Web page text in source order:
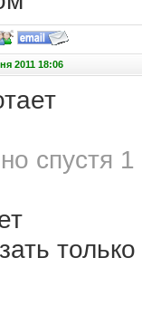
2011 18:06
спустя